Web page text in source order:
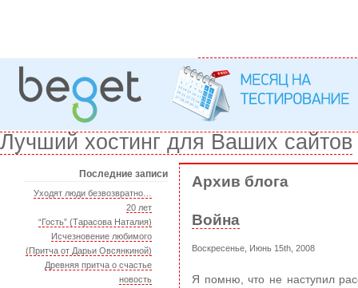
Лучший хостинг для Ваших сайтов
Последние записи
Уходят люди безвозвратно…
20 лет
“Гость” (Тарасова Наталия)
Исчезновение любимого
(Притча от Дарьи Овсянкиной)
Древняя притча о счастье
новость
Архив блога
Война
Воскресенье, Июнь 15th, 2008
Я помню, что не наступил